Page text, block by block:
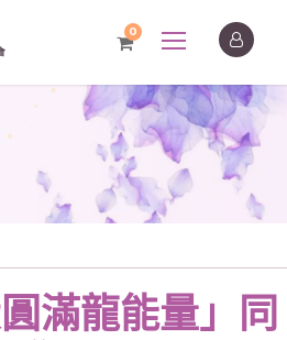
0
滿龍能量」同